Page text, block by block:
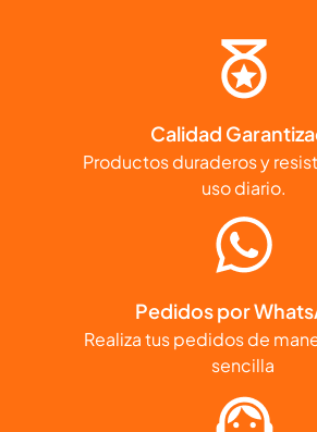
Calidad
Productos duraderos y
uso diario.
Pedidos por
Realiza tus pedidos de
sencilla